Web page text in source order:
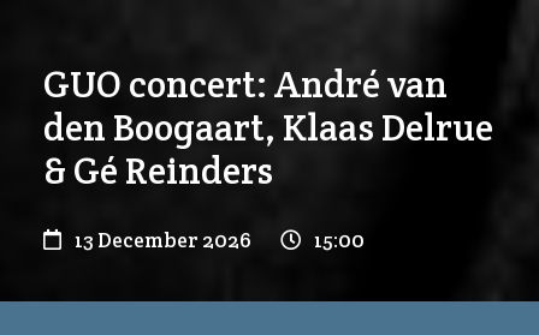
GUO concert: André van
den Boogaart, Klaas Delrue
& Gé Reinders
13 December 2026 15:00